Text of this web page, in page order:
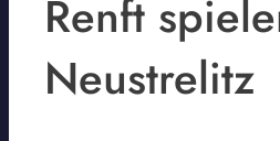
Renft
Neustrelitz